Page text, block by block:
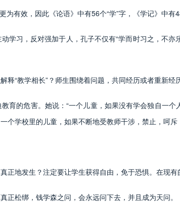
有效，因此《论语》中有56个“学”字，《学记》中有
习，反对强加于人，孔子不仅有“学而时习之，不亦
“教学相长”？师生围绕着问题，共同经历或者重新经
的危害。她说：“一个儿童，如果没有学会独自一个
个学校里的儿童，如果不断地受教师干涉，禁止，呵
地发生？注定要让学生获得自由，免于恐惧。在现有
松绑，钱学森之问，会永远问下去，并且成为天问。